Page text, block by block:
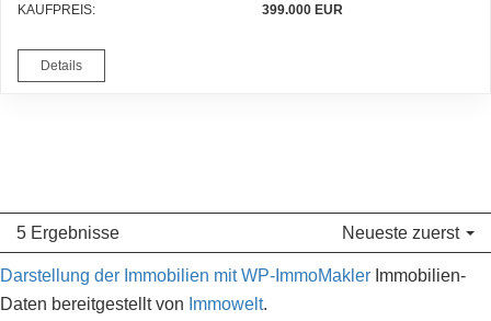
KAUFPREIS:
399.000 EUR
Details
5 Ergebnisse Neueste zuerst
Darstellung der Immobilien mit WP-ImmoMakler Immobilien-
Daten bereitgestellt von Immowelt.